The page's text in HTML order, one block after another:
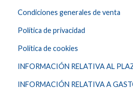
Condiciones generales de venta
Política de privacidad
Política de cookies
INFORMACIÓN RELATIVA AL
INFORMACIÓN RELATIVA A